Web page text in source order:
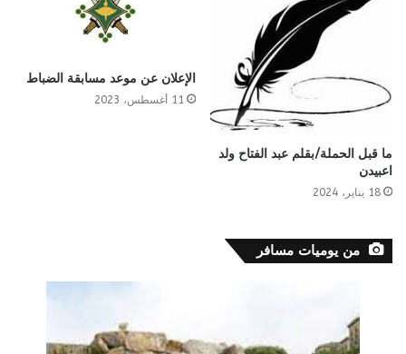
ما قبل الحملة/بقلم عبد الفتاح ولد
اعبيدن
18 يناير، 2024
الإعلان عن موعد مسابقة الضباط
11 أغسطس، 2023
من يوميات مسافر